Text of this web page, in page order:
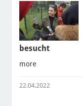
besucht
more
22.04.2022